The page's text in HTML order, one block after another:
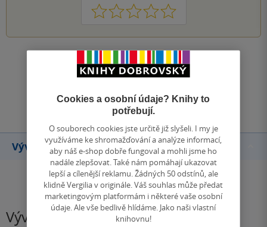
1 2 3 4 5
Přidat hodnocení
Vývoj ceny
Vývoj ceny
Cookies a osobní údaje? Knihy to
potřebují.
O souborech cookies jste určitě již slyšeli. I my je
využíváme ke shromažďování a analýze informací,
aby náš e-shop dobře fungoval a mohli jsme ho
nadále zlepšovat. Také nám pomáhají ukazovat
lepší a cílenější reklamu. Žádných 50 odstínů, ale
klidně Vergilia v originále. Váš souhlas může předat
marketingovým platformám i některé vaše osobní
údaje. Ale vše bedlivě hlídáme. Jako naši vlastní
knihovnu!